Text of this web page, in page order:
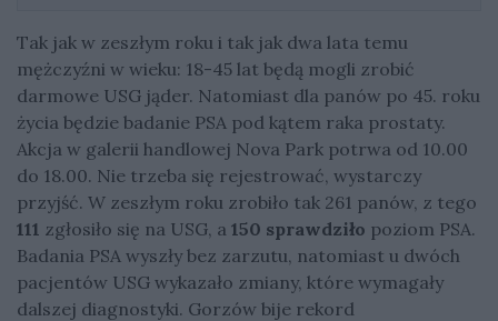
Tak jak w zeszłym roku i tak jak dwa lata temu
mężczyźni w wieku: 18-45 lat będą mogli zrobić
darmowe USG jąder. Natomiast dla panów po 45. roku
życia będzie badanie PSA pod kątem raka prostaty.
Akcja w galerii handlowej Nova Park potrwa od 10.00
do 18.00. Nie trzeba się rejestrować, wystarczy
przyjść. W zeszłym roku zrobiło tak 261 panów, z tego
111 zgłosiło się na USG, a 150 sprawdziło poziom PSA.
Badania PSA wyszły bez zarzutu, natomiast u dwóch
pacjentów USG wykazało zmiany, które wymagały
dalszej diagnostyki. Gorzów bije rekord